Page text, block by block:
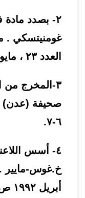
٢- بصدد
غومنيتسكي .
العدد ٢٣ ، مايو -يونيو ١٩٩٦ ص١٠-٢٠.
٣-المخرج
٦-٧.
٤- أسس